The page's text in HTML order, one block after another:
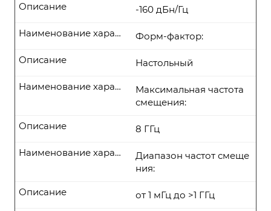
-160 дБн/Гц
Описание
Форм-фактор:
Наименование характеристики
Настольный
Описание
Максимальная частота
смещения:
Наименование характеристики
8 ГГц
Описание
Диапазон частот смеще
ния:
Наименование характеристики
от 1 мГц до >1 ГГц
Описание